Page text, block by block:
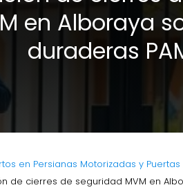
en Alboraya
duraderas
en Persianas Motorizadas y
de cierres de seguridad MVM en